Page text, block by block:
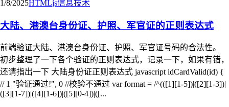
1/8/2025HTMLjs信息技术
大陆、港澳台身份证、护照、军官证的正则表达式
前端验证大陆、港澳台身份证、护照、军官证号码的合法性。
初步整理了一下各个验证的正则表达式，记录一下，如果有错，
还请指出一下 大陆身份证正则表达式 javascript idCardValid(id) {
// 1 "验证通过!", 0 //校验不通过 var format = /^(([1][1-5])|([2][1-3])|
([3][1-7])|([4][1-6])|([5][0-4])|([...